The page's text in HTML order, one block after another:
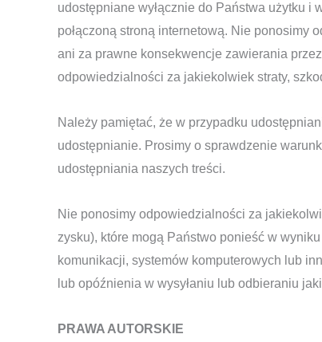
udostępniane wyłącznie do Państwa użytku
połączoną stroną internetową. Nie ponosimy
ani za prawne konsekwencje zawierania
odpowiedzialności za jakiekolwiek straty,
Należy pamiętać, że w przypadku
udostępnianie. Prosimy o sprawdzenie
udostępniania naszych treści.
Nie ponosimy odpowiedzialności za
zysku), które mogą Państwo ponieść w
komunikacji, systemów komputerowych lub
lub opóźnienia w wysyłaniu lub odbieraniu
PRAWA AUTORSKIE